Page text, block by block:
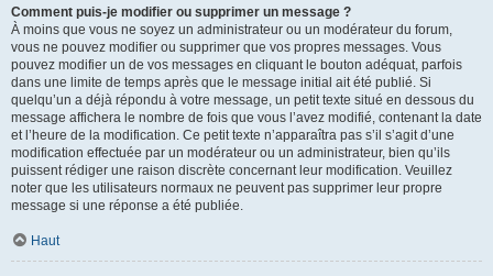
Comment puis-je modifier ou supprimer un message ?
À moins que vous ne soyez un administrateur ou un modérateur du forum,
vous ne pouvez modifier ou supprimer que vos propres messages. Vous
pouvez modifier un de vos messages en cliquant le bouton adéquat, parfois
dans une limite de temps après que le message initial ait été publié. Si
quelqu’un a déjà répondu à votre message, un petit texte situé en dessous du
message affichera le nombre de fois que vous l’avez modifié, contenant la date
et l’heure de la modification. Ce petit texte n’apparaîtra pas s’il s’agit d’une
modification effectuée par un modérateur ou un administrateur, bien qu’ils
puissent rédiger une raison discrète concernant leur modification. Veuillez
noter que les utilisateurs normaux ne peuvent pas supprimer leur propre
message si une réponse a été publiée.
Haut